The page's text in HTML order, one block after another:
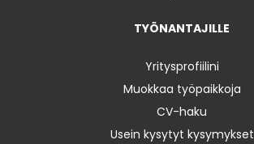
TYÖNANTAJILLE
Yritysprofiilini
Muokkaa työpaikkoja
CV-haku
Usein kysytyt kysymykset